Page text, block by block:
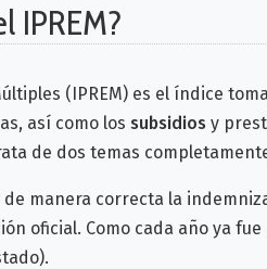
IPREM?
(IPREM) es el índice
así como los subsidios y
de dos temas
manera correcta la
oficial. Como cada año ya